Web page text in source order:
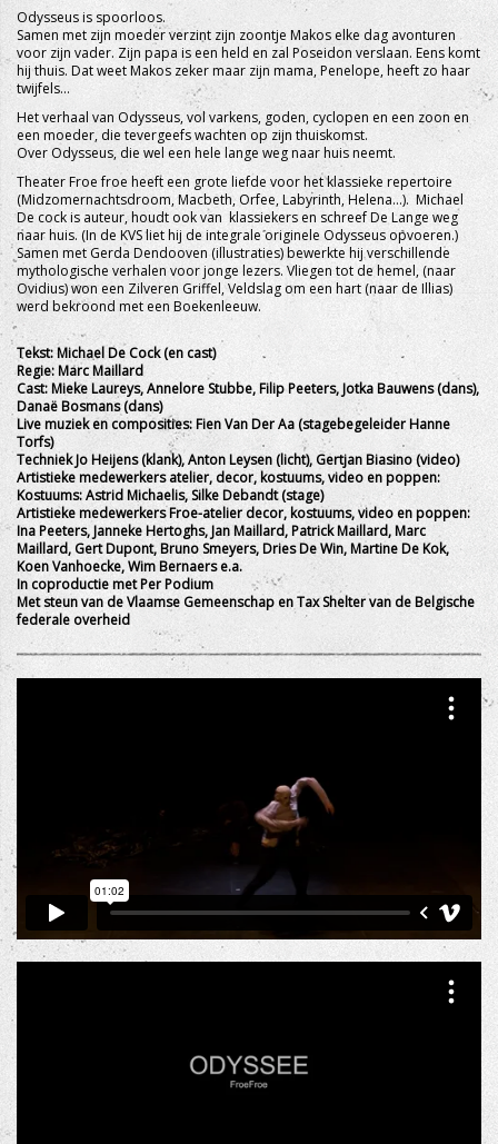
Odysseus is spoorloos.
Samen met zijn moeder verzint zijn zoontje Makos elke dag avonturen
voor zijn vader. Zijn papa is een held en zal Poseidon verslaan. Eens komt
hij thuis. Dat weet Makos zeker maar zijn mama, Penelope, heeft zo haar
twijfels...
Het verhaal van Odysseus, vol varkens, goden, cyclopen en een zoon en
een moeder, die tevergeefs wachten op zijn thuiskomst.
Over Odysseus, die wel een hele lange weg naar huis neemt.
Theater Froe froe heeft een grote liefde voor het klassieke repertoire
(Midzomernachtsdroom, Macbeth, Orfee, Labyrinth, Helena…). Michael
De cock is auteur, houdt ook van klassiekers en schreef De Lange weg
naar huis. (In de KVS liet hij de integrale originele Odysseus opvoeren.)
Samen met Gerda Dendooven (illustraties) bewerkte hij verschillende
mythologische verhalen voor jonge lezers. Vliegen tot de hemel, (naar
Ovidius) won een Zilveren Griffel, Veldslag om een hart (naar de Illias)
werd bekroond met een Boekenleeuw.
Tekst: Michael De Cock (en cast)
Regie: Marc Maillard
Cast: Mieke Laureys, Annelore Stubbe, Filip Peeters, Jotka Bauwens (dans),
Danaë Bosmans (dans)
Live muziek en composities: Fien Van Der Aa (stagebegeleider Hanne
Torfs)
Techniek Jo Heijens (klank), Anton Leysen (licht), Gertjan Biasino (video)
Artistieke medewerkers atelier, decor, kostuums, video en poppen:
Kostuums: Astrid Michaelis, Silke Debandt (stage)
Artistieke medewerkers Froe-atelier decor, kostuums, video en poppen:
Ina Peeters, Janneke Hertoghs, Jan Maillard, Patrick Maillard, Marc
Maillard, Gert Dupont, Bruno Smeyers, Dries De Win, Martine De Kok,
Koen Vanhoecke, Wim Bernaers e.a.
In coproductie met Per Podium
Met steun van de Vlaamse Gemeenschap en Tax Shelter van de Belgische
federale overheid